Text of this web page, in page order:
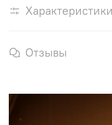
Характеристики
Отзывы